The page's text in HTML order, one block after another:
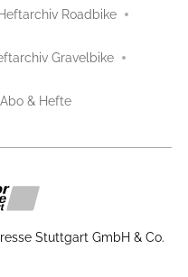
Heftarchiv Roadbike
Gravelbike
Abo & Hefte
Stuttgart GmbH & Co.